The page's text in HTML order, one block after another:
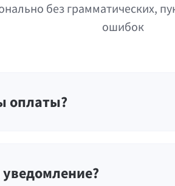
без грамматических,
ошибок
оплаты?